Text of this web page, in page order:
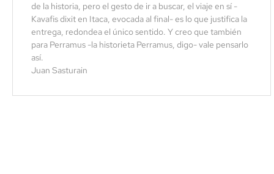
de la historia, pero el gesto de ir a buscar, el viaje en sí -
Kavafis dixit en Itaca, evocada al final- es lo que justifica la
entrega, redondea el único sentido. Y creo que también
para Perramus -la historieta Perramus, digo- vale pensarlo
así.
Juan Sasturain